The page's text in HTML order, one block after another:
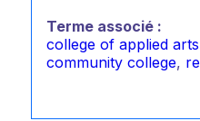
Terme associé :
college of applied
community college,